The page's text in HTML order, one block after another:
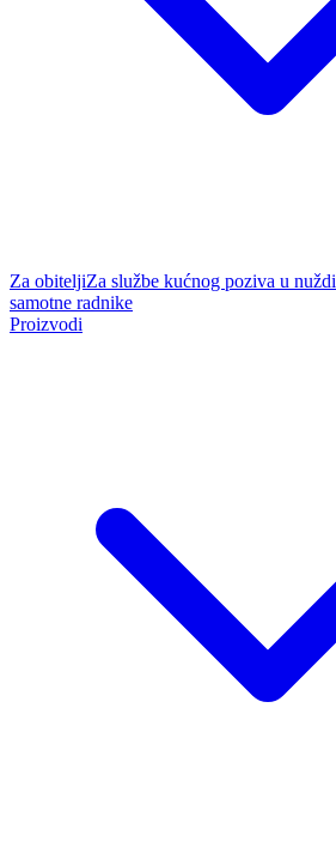
Za obiteljiZa službe kućnog poziva u nuždi
samotne radnike
Proizvodi